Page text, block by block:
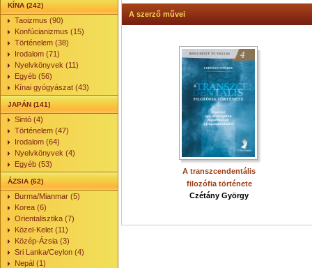
KÍNA (242)
Taoizmus (90)
Konfúcianizmus (15)
Történelem (38)
Irodalom (71)
Nyelvkönyvek (11)
Egyéb (56)
Kínai gyógyászat (43)
JAPÁN (141)
Sintó (4)
Történelem (47)
Irodalom (64)
Nyelvkönyvek (4)
Egyéb (53)
ÁZSIA (62)
Burma/Mianmar (5)
Korea (6)
Orientalisztika (7)
Közel-Kelet (11)
Közép-Ázsia (3)
Sri Lanka/Ceylon (4)
Nepál (1)
A szerző művei
A transzcendentális
filozófia története
Czétány György